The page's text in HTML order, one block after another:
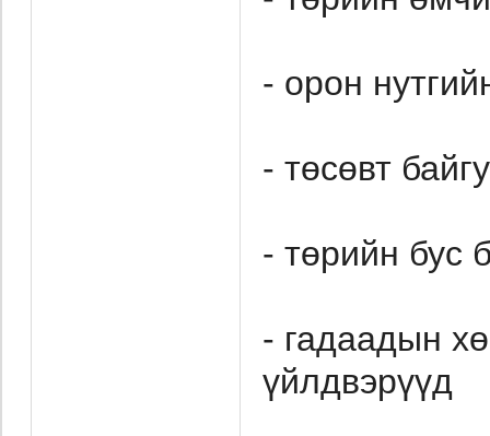
- орон
- төсөвт
- төрийн бус
- гадаадын
үйлдвэрүүд